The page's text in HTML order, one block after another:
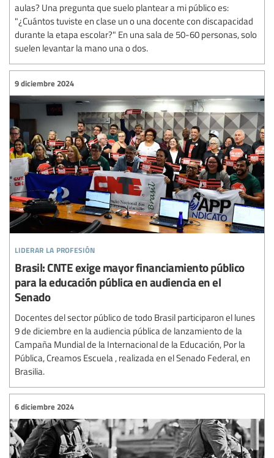
aulas? Una pregunta que suelo plantear a mi público es:
"¿Cuántos tuviste en clase un o una docente con discapacidad
durante la etapa escolar?" En una sala de 50-60 personas, solo
suelen levantar la mano una o dos.
liderar la profesión
9 diciembre 2024
Brasil: CNTE exige mayor financiamiento público
para la educación pública en audiencia en el
Senado
Docentes del sector público de todo Brasil participaron el lunes
9 de diciembre en la audiencia pública de lanzamiento de la
Campaña Mundial de la Internacional de la Educación, Por la
Pública, Creamos Escuela , realizada en el Senado Federal, en
Brasilia.
6 diciembre 2024